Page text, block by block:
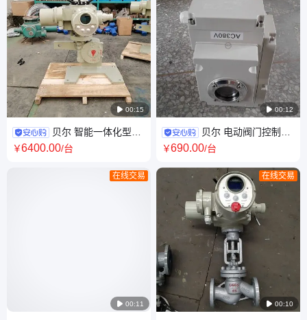
 00:15
贝尔 智能一体化型角
行程电动执行器 底座拐臂式
￥6400.00/台
 00:11
在线交易
 00:12
贝尔 电动阀门控制器
精小型执行器BR-20无源型
￥690.00/台
 00:10
在线交易